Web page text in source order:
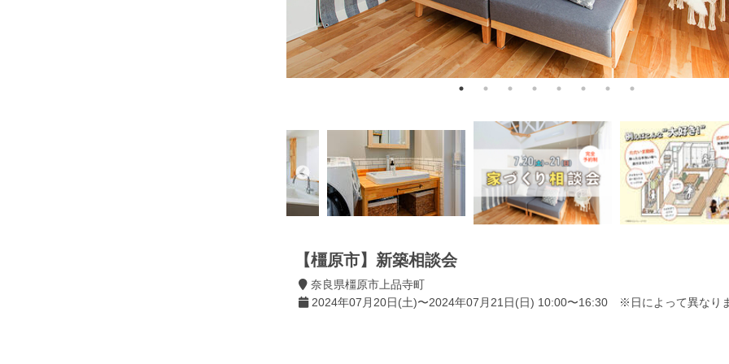
【橿原市】新築相談会
奈良県橿原市上品寺町
2024年07月20日(土)〜2024年07月21日(日) 10:00〜16:30 ※日によって異なり